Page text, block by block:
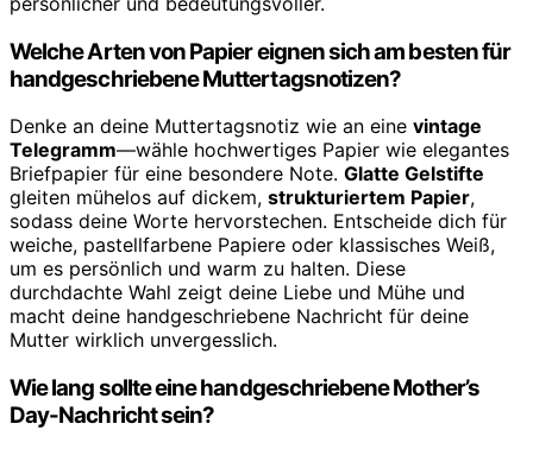
Welche Arten von Papier eignen sich am besten für
handgeschriebene Muttertagsnotizen?
Denke an deine Muttertagsnotiz wie an eine vintage
Telegramm—wähle hochwertiges Papier wie elegantes
Briefpapier für eine besondere Note. Glatte Gelstifte
gleiten mühelos auf dickem, strukturiertem Papier,
sodass deine Worte hervorstechen. Entscheide dich für
weiche, pastellfarbene Papiere oder klassisches Weiß,
um es persönlich und warm zu halten. Diese
durchdachte Wahl zeigt deine Liebe und Mühe und
macht deine handgeschriebene Nachricht für deine
Mutter wirklich unvergesslich.
Wie lang sollte eine handgeschriebene Mother’s
Day-Nachricht sein?